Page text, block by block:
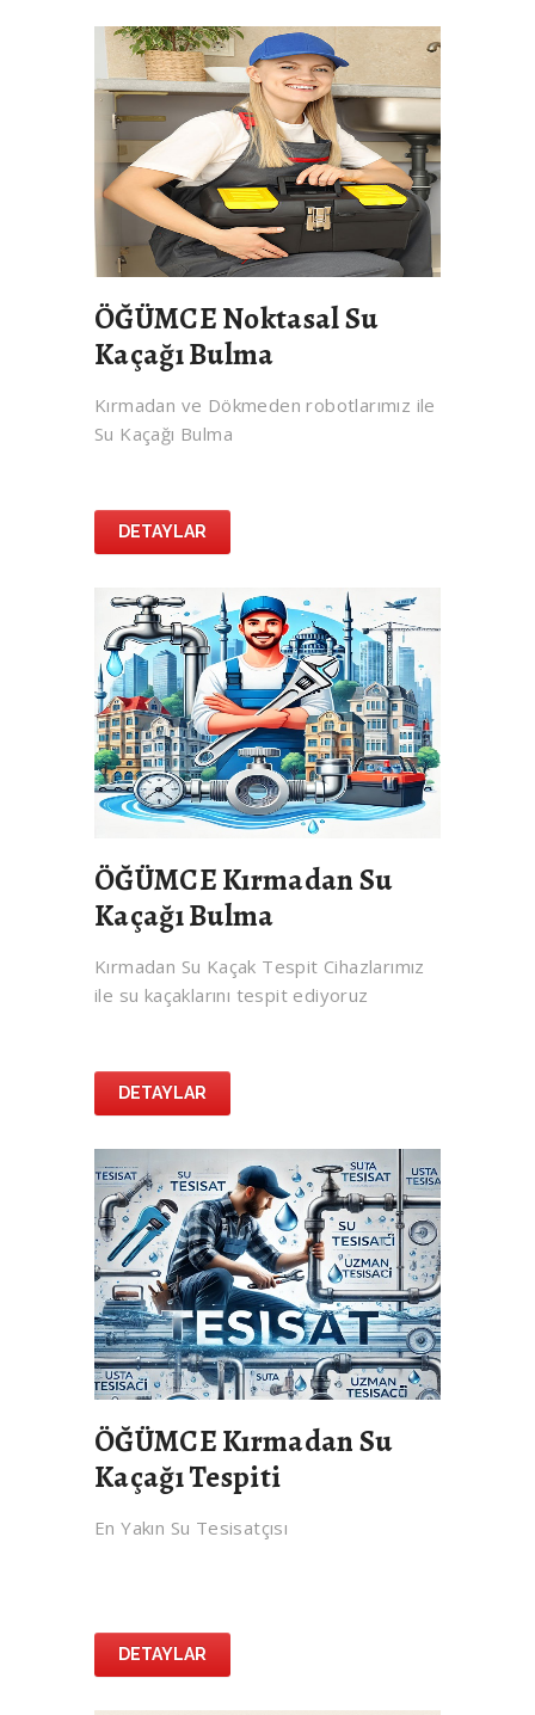
ÖĞÜMCE Noktasal Su
Kaçağı Bulma
Kırmadan ve Dökmeden robotlarımız ile
Su Kaçağı Bulma
DETAYLAR
ÖĞÜMCE Kırmadan Su
Kaçağı Bulma
Kırmadan Su Kaçak Tespit Cihazlarımız
ile su kaçaklarını tespit ediyoruz
DETAYLAR
ÖĞÜMCE Kırmadan Su
Kaçağı Tespiti
En Yakın Su Tesisatçısı
DETAYLAR